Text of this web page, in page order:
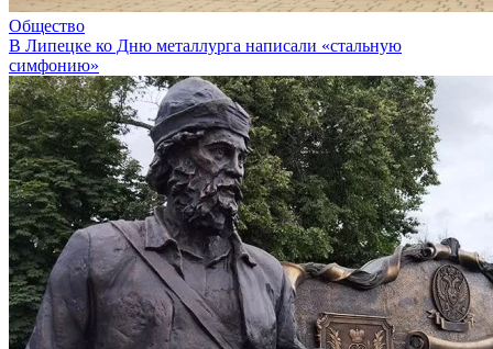
Общество
В Липецке ко Дню металлурга написали «стальную
симфонию»